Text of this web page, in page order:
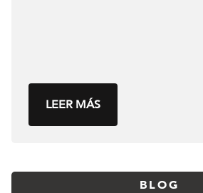
LEER MÁS
BLOG